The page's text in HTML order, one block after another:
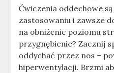
Ćwiczenia oddechowe
zastosowaniu i zawsze
na obniżenie poziomu
przygnębienie? Zacznij
oddychać przez nos –
hiperwentylacji. Brzmi